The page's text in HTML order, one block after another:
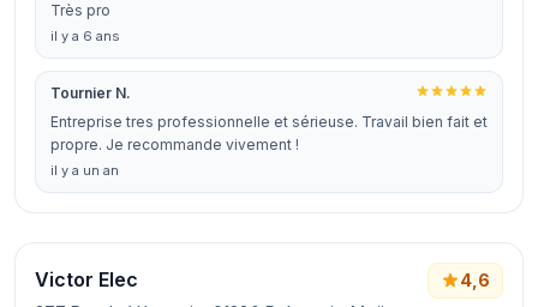
Très pro
il y a 6 ans
Tournier N.
Entreprise tres professionnelle et sérieuse. Travail bien fait et
propre. Je recommande vivement !
il y a un an
Victor Elec 4,6